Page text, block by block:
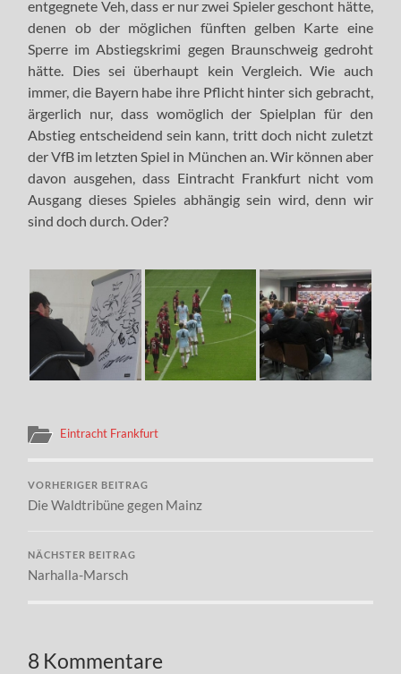
entgegnete Veh, dass er nur zwei Spieler geschont hätte,
denen ob der möglichen fünften gelben Karte eine
Sperre im Abstiegskrimi gegen Braunschweig gedroht
hätte. Dies sei überhaupt kein Vergleich. Wie auch
immer, die Bayern habe ihre Pflicht hinter sich gebracht,
ärgerlich nur, dass womöglich der Spielplan für den
Abstieg entscheidend sein kann, tritt doch nicht zuletzt
der VfB im letzten Spiel in München an. Wir können aber
davon ausgehen, dass Eintracht Frankfurt nicht vom
Ausgang dieses Spieles abhängig sein wird, denn wir
sind doch durch. Oder?
Eintracht Frankfurt
VORHERIGER BEITRAG
Die Waldtribüne gegen Mainz
NÄCHSTER BEITRAG
Narhalla-Marsch
8 Kommentare